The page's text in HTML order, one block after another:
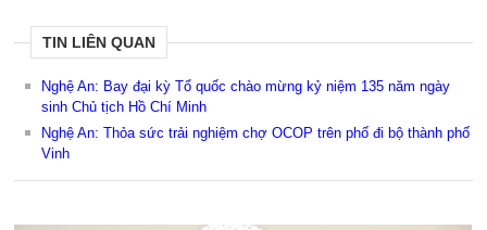
TIN LIÊN QUAN
Nghệ An: Bay đại kỳ Tổ quốc chào mừng kỷ niệm 135 năm ngày
sinh Chủ tịch Hồ Chí Minh
Nghệ An: Thỏa sức trải nghiệm chợ OCOP trên phố đi bộ thành phố
Vinh